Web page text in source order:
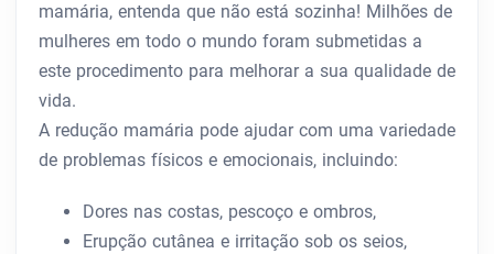
mamária, entenda que não está sozinha! Milhões de
mulheres em todo o mundo foram submetidas a
este procedimento para melhorar a sua qualidade de
vida.
A redução mamária pode ajudar com uma variedade
de problemas físicos e emocionais, incluindo:
Dores nas costas, pescoço e ombros,
Erupção cutânea e irritação sob os seios,